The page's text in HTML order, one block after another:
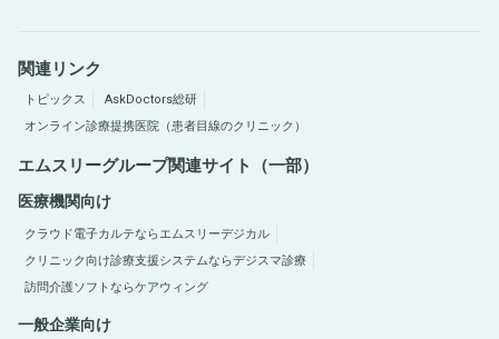
関連リンク
トピックス
AskDoctors総研
オンライン診療提携医院（患者目線のクリニック）
エムスリーグループ関連サイト（一部）
医療機関向け
クラウド電子カルテならエムスリーデジカル
クリニック向け診療支援システムならデジスマ診療
訪問介護ソフトならケアウィング
一般企業向け